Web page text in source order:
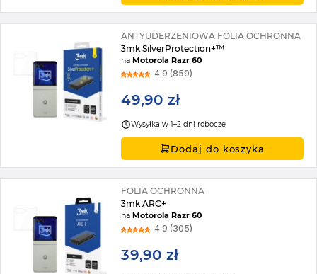
ANTYUDERZENIOWA FOLIA OCHRONNA
3mk SilverProtection+™
naMotorola Razr 60
4.9 (859)
49,90 zł
Wysyłka w 1–2 dni robocze
Dodaj do koszyka
FOLIA OCHRONNA
3mk ARC+
naMotorola Razr 60
4.9 (305)
39,90 zł